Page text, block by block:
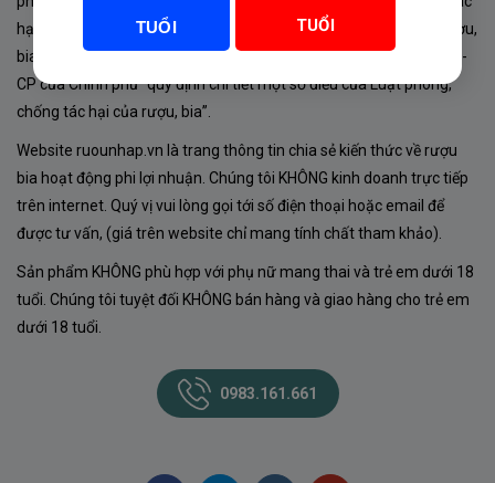
hại của rượu, bia” số 44/2019/QH14-Điều 16 về “điều kiện bán rượu,
bia theo hình thức thương mại điện tử”; Nghị định số 24/2020/NĐ-
CP của Chính phủ “quy định chi tiết một số điều của Luật phòng,
chống tác hại của rượu, bia”.
Website ruounhap.vn là trang thông tin chia sẻ kiến thức về rượu
bia hoạt động phi lợi nhuận. Chúng tôi KHÔNG kinh doanh trực tiếp
trên internet. Quý vị vui lòng gọi tới số điện thoại hoặc email để
được tư vấn, (giá trên website chỉ mang tính chất tham khảo).
Sản phẩm KHÔNG phù hợp với phụ nữ mang thai và trẻ em dưới 18
tuổi. Chúng tôi tuyệt đối KHÔNG bán hàng và giao hàng cho trẻ em
dưới 18 tuổi.
0983.161.661
TUỔI
TUỔI